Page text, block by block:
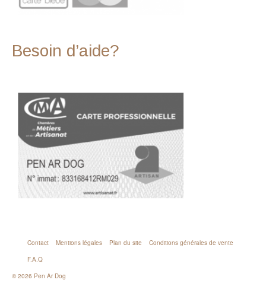
Besoin d’aide?
Contact Mentions légales Plan du site
Conditions générales de vente
F.A.Q
© 2026 Pen Ar Dog